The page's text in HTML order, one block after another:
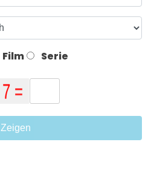
Film Serie
Zeigen